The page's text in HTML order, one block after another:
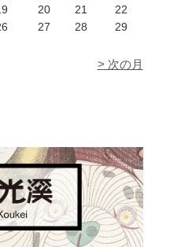
20 21
22
27 28
29
> 次の月